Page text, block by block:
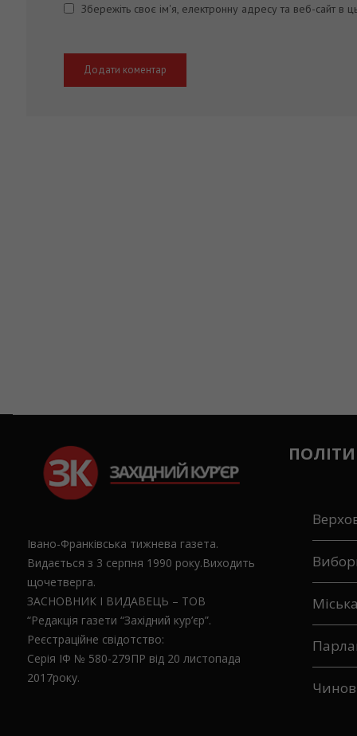
Збережіть своє ім'я, електронну адресу та веб-сайт в
Івано-Франківська тижнева газета.
Видається з 3 серпня 1990 року.Виходить
щочетверга.
ЗАСНОВНИК І ВИДАВЕЦЬ – ТОВ
“Редакція газети “Західний кур’єр”.
Реєстраційне свідотство:
Серія ІФ № 580-279ПР від 20 листопада
2017року.